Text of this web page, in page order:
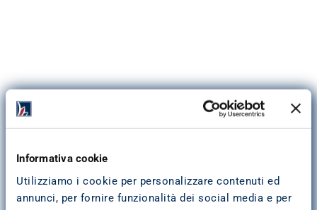
Informativa cookie
Utilizziamo i cookie per personalizzare contenuti ed
annunci, per fornire funzionalità dei social media e per
Indirizzo
Via S. Gottardo, 2
20900Monza
Tel:039 3900365
Fax:039 2301458
Email:ag.monza@pitagoraspa.it